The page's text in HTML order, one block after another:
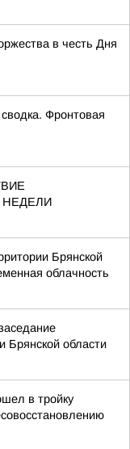
в честь Дня
Фронтовая
Брянской
облачность
Брянской области
в тройку